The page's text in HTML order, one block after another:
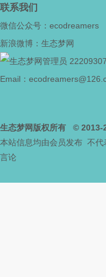
社
联系我们
微信公众号：ecodreamers
新浪微博：生态梦网
Email：
生态梦网版权所有 © 2013-
本站信息均由会员发布 不
言论